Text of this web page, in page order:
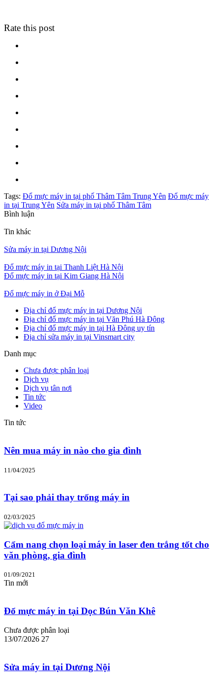
Rate this post
Tags: Đổ mực máy in tại phố Thâm Tâm Trung Yên Đổ mực máy
in tại Trung Yên Sửa máy in tại phố Thâm Tâm
Bình luận
Tin khác
Sửa máy in tại Dương Nội
Đổ mực máy in tại Thanh Liệt Hà Nội
Đổ mực máy in tại Kim Giang Hà Nội
Đổ mực máy in ở Đại Mỗ
Địa chỉ đổ mực máy in tại Dương Nội
Địa chỉ đổ mực máy in tại Văn Phú Hà Đông
Địa chỉ đổ mực máy in tại Hà Đông uy tín
Địa chỉ sửa máy in tại Vinsmart city
Danh mục
Chưa được phân loại
Dịch vụ
Dịch vụ tân nơi
Tin tức
Video
Tin tức
Nên mua máy in nào cho gia đình
11/04/2025
Tại sao phải thay trống máy in
02/03/2025
Cẩm nang chọn loại máy in laser đen trắng tốt cho
văn phòng, gia đình
01/09/2021
Tin mới
Đổ mực máy in tại Dọc Bún Văn Khê
Chưa được phân loại
13/07/2026 27
Sửa máy in tại Dương Nội